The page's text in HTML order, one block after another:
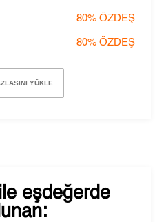
80% ÖZDEŞ
80% ÖZDEŞ
YÜKLE
eşdeğerde